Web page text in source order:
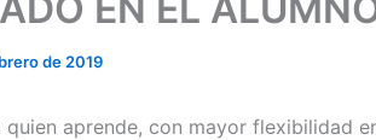
de 2019
quien aprende, con mayor flexibilidad